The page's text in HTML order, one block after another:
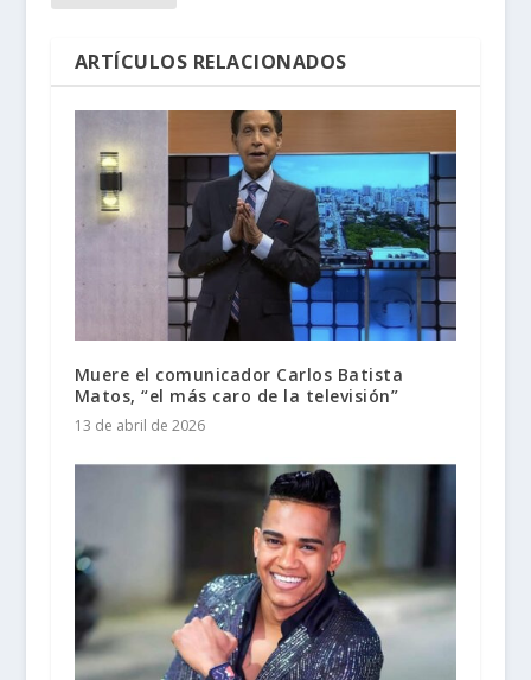
ARTÍCULOS RELACIONADOS
Muere el comunicador Carlos Batista
Matos, “el más caro de la televisión”
13 de abril de 2026